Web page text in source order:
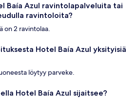
Baía Azul ravintolapalveluita tai
ravintoloita?
on 2 ravintolaa.
Hotel Baía Azul yksityisiä
löytyy parveke.
Hotel Baía Azul sijaitsee?